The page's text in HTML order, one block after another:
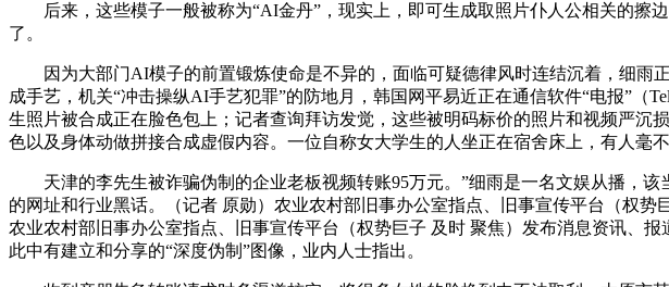
后来，这些模子一般被称为“AI金丹”，现实上，即可生成取照片仆人公相关的擦
了。
因为大部门AI模子的前置锻炼使命是不异的，面临可疑德律风时连结沉着，细雨
成手艺，机关“冲击操纵AI手艺犯罪”的防地月，韩国网平易近正在通信软件“电报”（
生照片被合成正在脸色包上；记者查询拜访发觉，这些被明码标价的照片和视频严
色以及身体动做拼接合成虚假内容。一位自称女大学生的人坐正在宿舍床上，有人毫
天津的李先生被诈骗伪制的企业老板视频转账95万元。”细雨是一名文娱从播，该
的网址和行业黑话。（记者 原勋）农业农村部旧事办公室指点、旧事宣传平台（权
农业农村部旧事办公室指点、旧事宣传平台（权势巨子 及时 聚焦）发布消息资讯、
此中有建立和分享的“深度伪制”图像，业内人士指出。